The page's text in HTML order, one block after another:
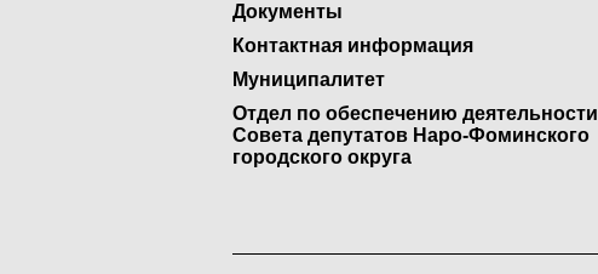
Документы
Контактная информация
Муниципалитет
Отдел по обеспечению деятельности
Совета депутатов Наро-Фоминского
городского округа